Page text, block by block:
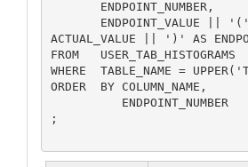
ACTUAL_VALUE || ')' AS
FROM   USER_TAB_HISTOGRAMS
WHERE  TABLE_NAME =
ORDER  BY COLUMN_NAME,
;